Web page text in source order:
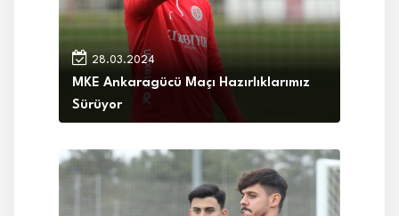
28.03.2024
MKE Ankaragücü Maçı Hazırlıklarımız
Sürüyor